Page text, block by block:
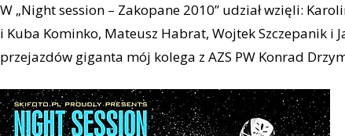
W „Night session – Zakopane 2010” udział wzięli:
i Kuba Kominko, Mateusz Habrat, Wojtek Szczepanik i
przejazdów giganta mój kolega z AZS PW Konrad